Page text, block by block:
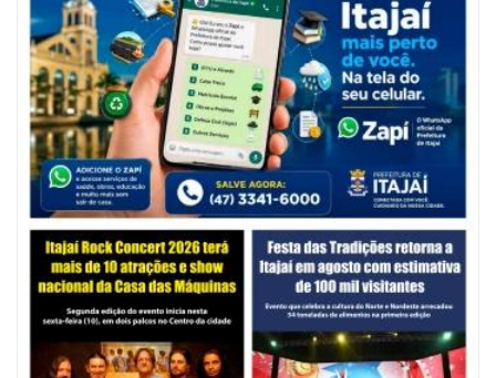
07/08/2026 | 07:00
Jordan Hang leva estratégias de marketing e vendas ao InspiraBQ, em
Brusque
ITAPEMA